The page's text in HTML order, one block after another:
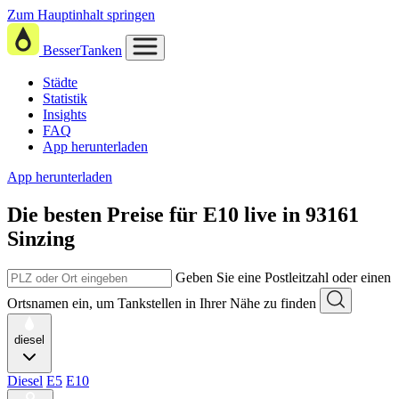
Zum Hauptinhalt springen
BesserTanken
Städte
Statistik
Insights
FAQ
App herunterladen
App herunterladen
Die besten Preise für E10 live in 93161
Sinzing
Geben Sie eine Postleitzahl oder einen
Ortsnamen ein, um Tankstellen in Ihrer Nähe zu finden
diesel
Diesel E5 E10